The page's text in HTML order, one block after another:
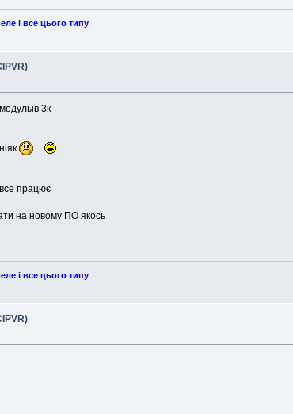
і все цього типу
3к
все працює
на новому ПО якось
і все цього типу